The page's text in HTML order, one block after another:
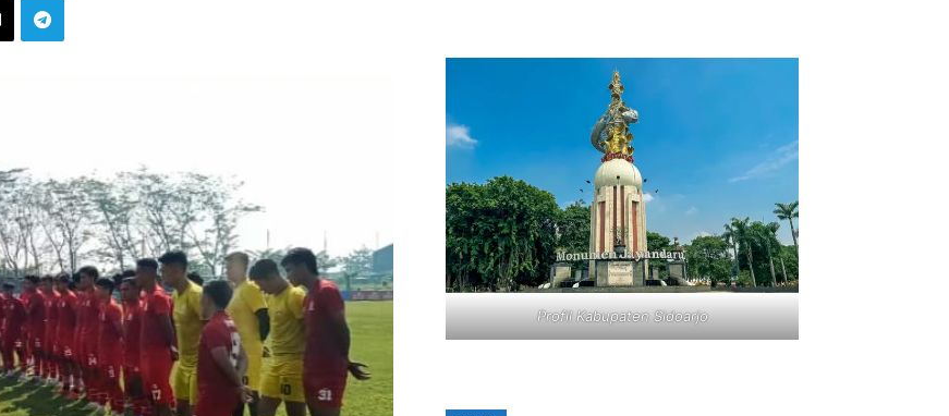
Profil Kabupaten Sidoarjo